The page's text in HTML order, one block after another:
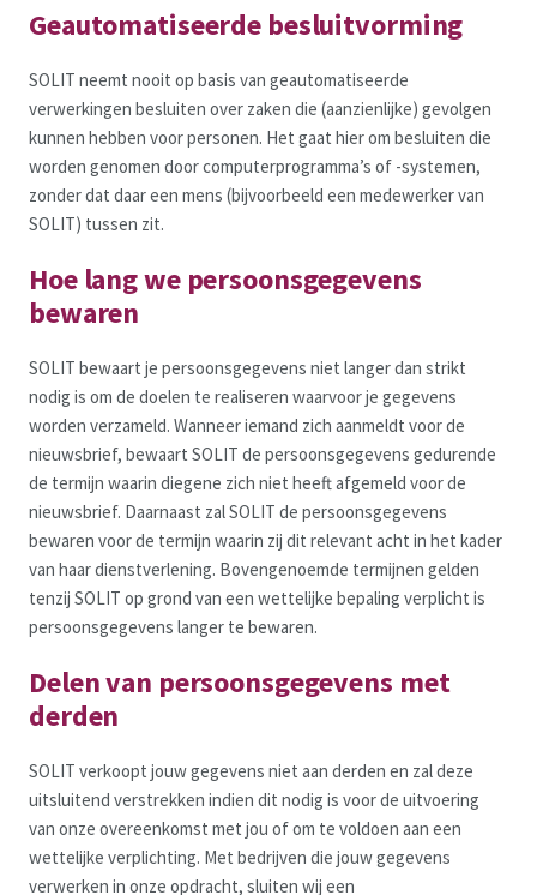
Geautomatiseerde besluitvorming
SOLIT neemt nooit op basis van geautomatiseerde
verwerkingen besluiten over zaken die (aanzienlijke) gevolgen
kunnen hebben voor personen. Het gaat hier om besluiten die
worden genomen door computerprogramma’s of -systemen,
zonder dat daar een mens (bijvoorbeeld een medewerker van
SOLIT) tussen zit.
Hoe lang we persoonsgegevens
bewaren
SOLIT bewaart je persoonsgegevens niet langer dan strikt
nodig is om de doelen te realiseren waarvoor je gegevens
worden verzameld. Wanneer iemand zich aanmeldt voor de
nieuwsbrief, bewaart SOLIT de persoonsgegevens gedurende
de termijn waarin diegene zich niet heeft afgemeld voor de
nieuwsbrief. Daarnaast zal SOLIT de persoonsgegevens
bewaren voor de termijn waarin zij dit relevant acht in het kader
van haar dienstverlening. Bovengenoemde termijnen gelden
tenzij SOLIT op grond van een wettelijke bepaling verplicht is
persoonsgegevens langer te bewaren.
Delen van persoonsgegevens met
derden
SOLIT verkoopt jouw gegevens niet aan derden en zal deze
uitsluitend verstrekken indien dit nodig is voor de uitvoering
van onze overeenkomst met jou of om te voldoen aan een
wettelijke verplichting. Met bedrijven die jouw gegevens
verwerken in onze opdracht, sluiten wij een